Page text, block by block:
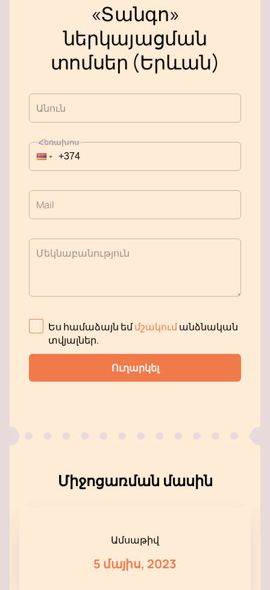
«Տանգո»
ներկայացման
տոմսեր (Երևան)
Անուն
Հեռախոս
Mail
Մեկնաբանություն
Ես համաձայն եմմշակումանձնական
տվյալներ.
Ուղարկել
Միջոցառման մասին
Ամսաթիվ
5 մայիս, 2023